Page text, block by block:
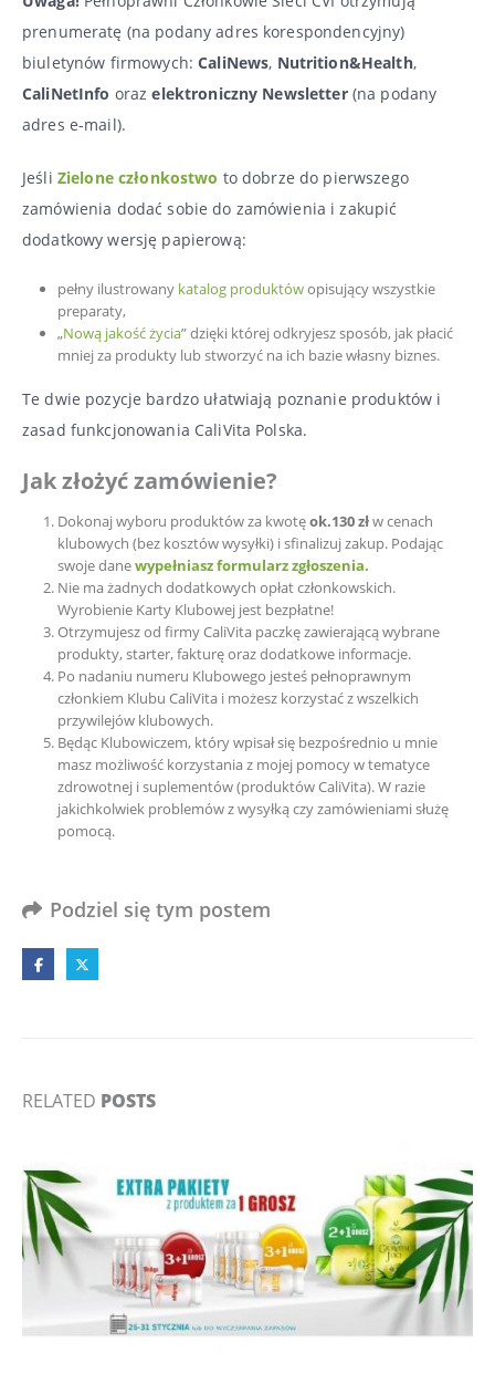
prenumeratę (na podany adres korespondencyjny)
biuletynów firmowych:CaliNews, Nutrition&Health,
CaliNetInfo orazelektroniczny Newsletter(na podany
adres e-mail).
Jeśli Zielone członkostwo to dobrze do pierwszego
zamówienia dodać sobie do zamówienia i zakupić
dodatkowy wersję papierową:
pełny ilustrowany katalog produktówopisujący wszystkie
preparaty,
„Nową jakość życia” dzięki której odkryjesz sposób, jak płacić
mniej za produkty lub stworzyć na ich bazie własny biznes.
Te dwie pozycje bardzo ułatwiają poznanie produktów i
zasad funkcjonowania CaliVita Polska.
Jak złożyć zamówienie?
Dokonaj wyboru produktów za kwotęok.130 złw cenach
klubowych (bez kosztów wysyłki) i sfinalizuj zakup. Podając
swoje danewypełniasz formularz zgłoszenia.
Nie ma żadnych dodatkowych opłat członkowskich.
Wyrobienie Karty Klubowej jest bezpłatne!
Otrzymujesz od firmy CaliVita paczkę zawierającą wybrane
produkty, starter, fakturę oraz dodatkowe informacje.
Po nadaniu numeru Klubowego jesteś pełnoprawnym
członkiem Klubu CaliVita i możesz korzystać z wszelkich
przywilejów klubowych.
Będąc Klubowiczem, który wpisał się bezpośrednio u mnie
masz możliwość korzystania z mojej pomocy w tematyce
zdrowotnej i suplementów (produktów CaliVita). W razie
jakichkolwiek problemów z wysyłką czy zamówieniami służę
pomocą.
Podziel się tym postem
RELATED POSTS